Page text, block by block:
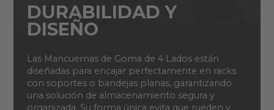
DURABILIDAD Y
DISEÑO
Las Mancuernas de Goma de 4 Lados están
diseñadas para encajar perfectamente en racks
con soportes o bandejas planas, garantizando
una solución de almacenamiento segura y
organizada. Su forma única evita que rueden y